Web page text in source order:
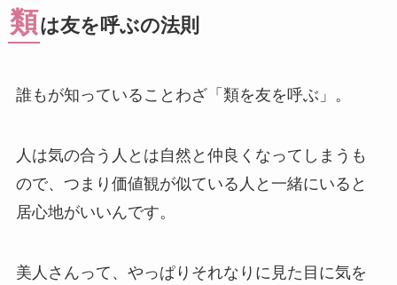
類は友を呼ぶの法則
誰もが知っていることわざ「類を友を呼ぶ」。
人は気の合う人とは自然と仲良くなってしまうも
ので、つまり価値観が似ている人と一緒にいると
居心地がいいんです。
美人さんって、やっぱりそれなりに見た目に気を